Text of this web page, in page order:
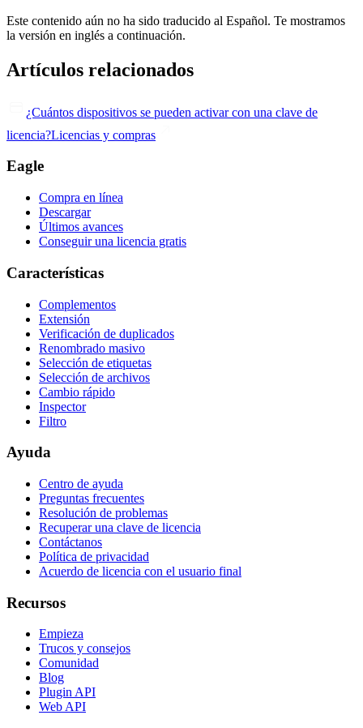
Este contenido aún no ha sido traducido al Español. Te mostramos
la versión en inglés a continuación.
Artículos relacionados
¿Cuántos dispositivos se pueden activar con una clave de
licencia?Licencias y compras
Eagle
Compra en línea
Descargar
Últimos avances
Conseguir una licencia gratis
Características
Complementos
Extensión
Verificación de duplicados
Renombrado masivo
Selección de etiquetas
Selección de archivos
Cambio rápido
Inspector
Filtro
Ayuda
Centro de ayuda
Preguntas frecuentes
Resolución de problemas
Recuperar una clave de licencia
Contáctanos
Política de privacidad
Acuerdo de licencia con el usuario final
Recursos
Empieza
Trucos y consejos
Comunidad
Blog
Plugin API
Web API